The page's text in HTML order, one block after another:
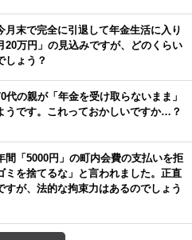
月末で完全に引退して年金生活に入り
20万円」の見込みですが、どのくらい
しょう？
代の親が「年金を受け取らないまま」
うです。これっておかしいですか…？
間「5000円」の町内会費の支払いを拒
ミを捨てるな」と言われました。正直
すが、法的な拘束力はあるのでしょう